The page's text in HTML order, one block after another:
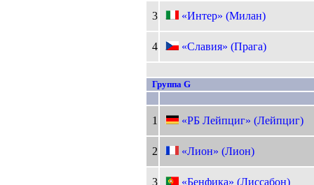
3 «Интер» (Милан)
4 «Славия» (Прага)
Группа G
1 «РБ Лейпциг» (Лейпциг)
2 «Лион» (Лион)
3 «Бенфика» (Лиссабон)